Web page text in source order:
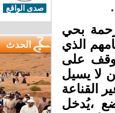
بحي
الذي
على
لا يسيل
القناعة
،يُدخل
صدى الواقع
الحدث